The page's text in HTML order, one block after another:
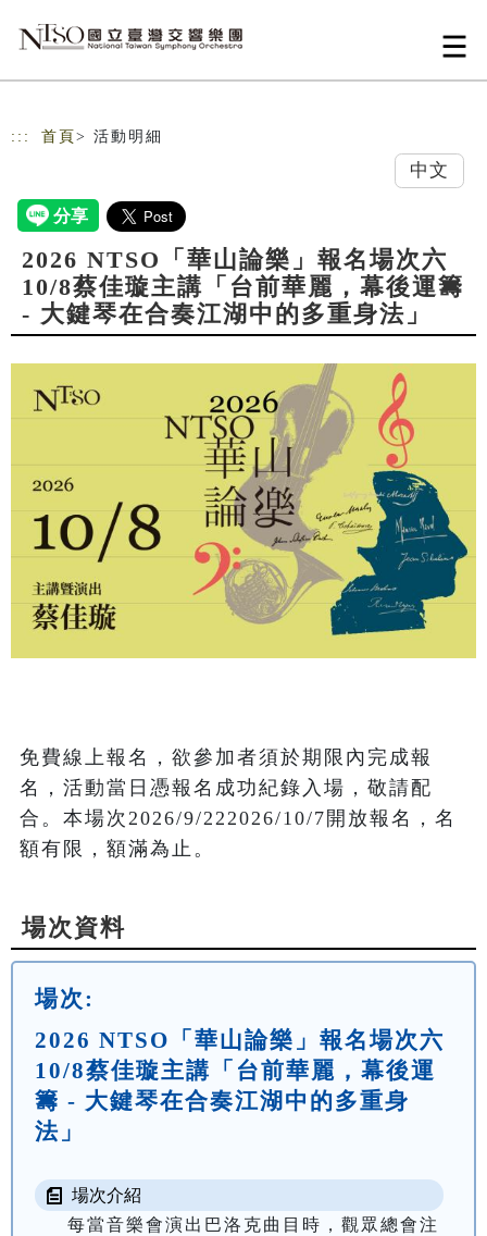
::: 首頁 > 活動明細
中文
2026 NTSO「華山論樂」報名場次六
10/8蔡佳璇主講「台前華麗，幕後運籌
- 大鍵琴在合奏江湖中的多重身法」
免費線上報名，欲參加者須於期限內完成報
名，活動當日憑報名成功紀錄入場，敬請配
合。本場次2026/9/222026/10/7開放報名，名
額有限，額滿為止。
場次資料
場次:
2026 NTSO「華山論樂」報名場次六
10/8蔡佳璇主講「台前華麗，幕後運
籌 - 大鍵琴在合奏江湖中的多重身
法」
場次介紹
每當音樂會演出巴洛克曲目時，觀眾總會注